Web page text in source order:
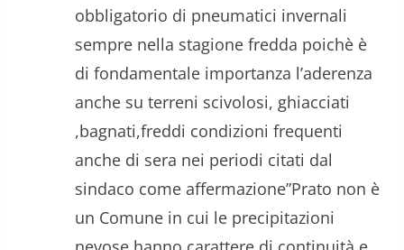
obbligatorio di pneumatici invernali
sempre nella stagione fredda poichè è
di fondamentale importanza l’aderenza
anche su terreni scivolosi, ghiacciati
,bagnati,freddi condizioni frequenti
anche di sera nei periodi citati dal
sindaco come affermazione”Prato non è
un Comune in cui le precipitazioni